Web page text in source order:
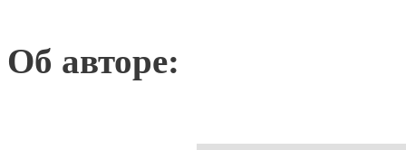
Об авторе: